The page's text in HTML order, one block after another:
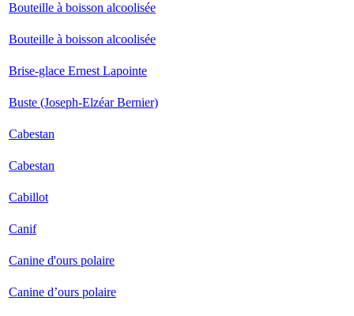
Bouteille à boisson alcoolisée
Bouteille à boisson alcoolisée
Brise-glace Ernest Lapointe
Buste (Joseph-Elzéar Bernier)
Cabestan
Cabestan
Cabillot
Canif
Canine d'ours polaire
Canine d’ours polaire